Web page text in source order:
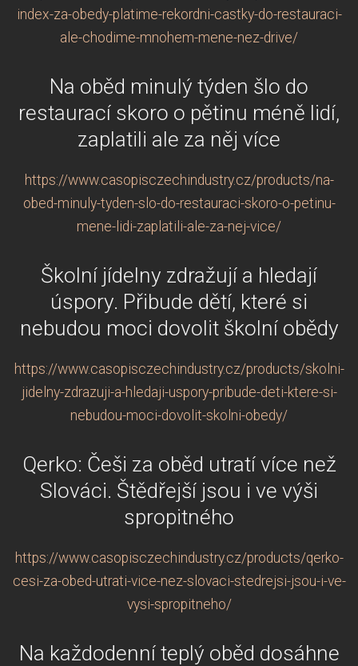
index-za-obedy-platime-rekordni-castky-do-restauraci-
ale-chodime-mnohem-mene-nez-drive/
Na oběd minulý týden šlo do
restaurací skoro o pětinu méně lidí,
zaplatili ale za něj více
https://www.casopisczechindustry.cz/products/na-
obed-minuly-tyden-slo-do-restauraci-skoro-o-petinu-
mene-lidi-zaplatili-ale-za-nej-vice/
Školní jídelny zdražují a hledají
úspory. Přibude dětí, které si
nebudou moci dovolit školní obědy
https://www.casopisczechindustry.cz/products/skolni-
jidelny-zdrazuji-a-hledaji-uspory-pribude-deti-ktere-si-
nebudou-moci-dovolit-skolni-obedy/
Qerko: Češi za oběd utratí více než
Slováci. Štědřejší jsou i ve výši
spropitného
https://www.casopisczechindustry.cz/products/qerko-
cesi-za-obed-utrati-vice-nez-slovaci-stedrejsi-jsou-i-ve-
vysi-spropitneho/
Na každodenní teplý oběd dosáhne